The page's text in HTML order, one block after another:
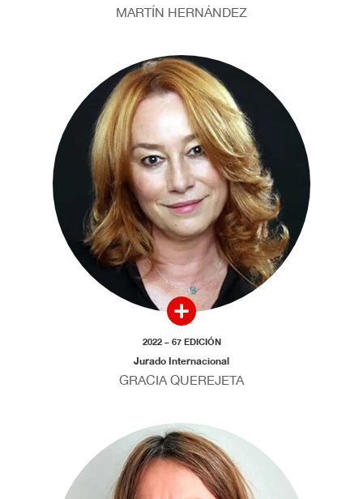
MARTÍN HERNÁNDEZ
2022 – 67 EDICIÓN
Jurado Internacional
GRACIA QUEREJETA